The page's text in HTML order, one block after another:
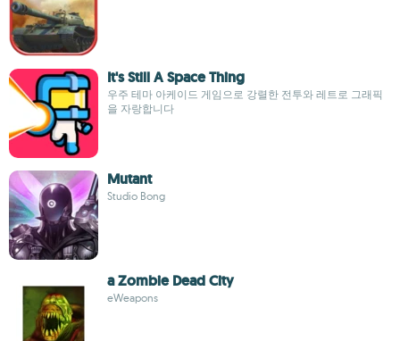
It's Still A Space Thing
우주 테마 아케이드 게임으로 강렬한 전투와 레트로 그래픽
을 자랑합니다
Mutant
Studio Bong
a Zombie Dead City
eWeapons